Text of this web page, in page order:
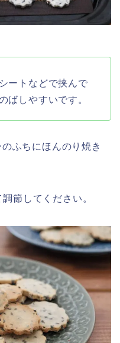
ートなどで挟んで
ばしやすいです。
ふちにほんのり焼き
節してください。